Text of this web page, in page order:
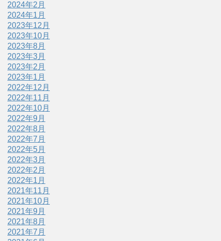
2024年2月
2024年1月
2023年12月
2023年10月
2023年8月
2023年3月
2023年2月
2023年1月
2022年12月
2022年11月
2022年10月
2022年9月
2022年8月
2022年7月
2022年5月
2022年3月
2022年2月
2022年1月
2021年11月
2021年10月
2021年9月
2021年8月
2021年7月